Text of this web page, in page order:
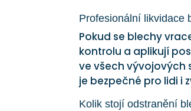
Profesionální likvidace
Pokud se blechy
kontrolu a aplikují
ve všech vývojových
je bezpečné pro lidi i
Kolik stojí odstranění